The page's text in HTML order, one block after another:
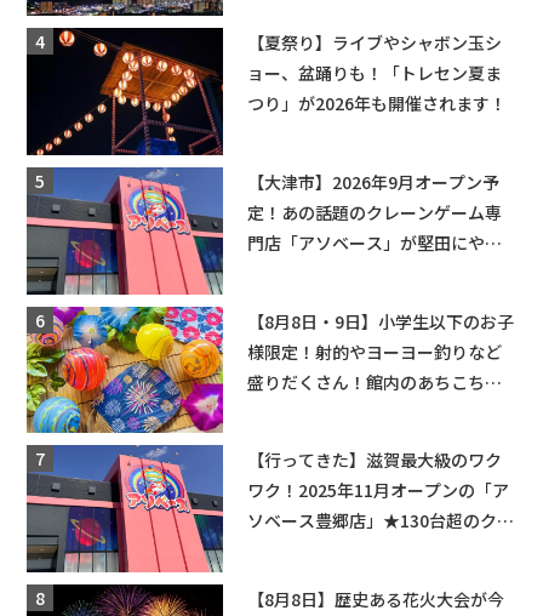
【夏祭り】ライブやシャボン玉シ
ョー、盆踊りも！「トレセン夏ま
つり」が2026年も開催されます！
【大津市】2026年9月オープン予
定！あの話題のクレーンゲーム専
門店「アソベース」が堅田にやっ
【8月8日・9日】小学生以下のお子
様限定！射的やヨーヨー釣りなど
盛りだくさん！館内のあちこちに
【行ってきた】滋賀最大級のワク
ワク！2025年11月オープンの「ア
ソベース豊郷店」★130台超のクレ
【8月8日】歴史ある花火大会が今